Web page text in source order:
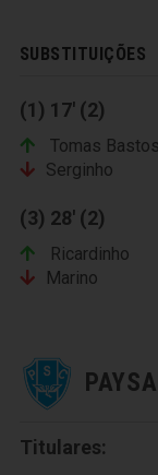
SUBSTITUIÇÕES
(1) 17' (2)
Tomas Bastos
Serginho
(3) 28' (2)
Ricardinho
Marino
Titulares: